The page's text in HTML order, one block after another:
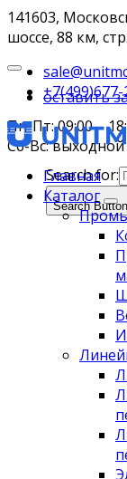
141603,
шоссе, 88 км,
Пн-Пт: 09:00 –
Сб-Вс: выходной
Search for:
Search Button
оставить
Главная
Каталог